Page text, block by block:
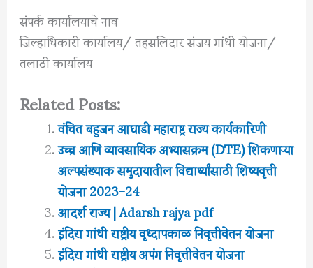
संपर्क कार्यालयाचे नाव
जिल्हाधिकारी कार्यालय/ तहसलिदार संजय गांधी योजना/
तलाठी कार्यालय
Related Posts:
वंचित बहुजन आघाडी महाराष्ट्र राज्य कार्यकारिणी
उच्च आणि व्यावसायिक अभ्यासक्रम (DTE) शिकणाऱ्या
अल्पसंख्याक समुदायातील विद्यार्थ्यांसाठी शिष्यवृत्ती
योजना 2023-24
आदर्श राज्य | Adarsh rajya pdf
इंदिरा गांधी राष्ट्रीय वृध्दापकाळ निवृत्तीवेतन योजना
इंदिरा गांधी राष्ट्रीय अपंग निवृत्तीवेतन योजना